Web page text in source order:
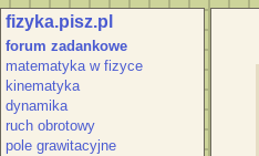
fizyka.pisz.pl
forum zadankowe
matematyka w fizyce
kinematyka
dynamika
ruch obrotowy
pole grawitacyjne